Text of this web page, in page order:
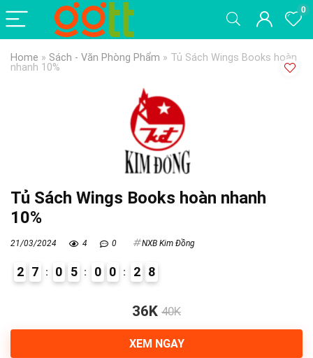
0
Home » Sách - Văn Phòng Phẩm » Tủ Sách Wings Books hoàn
nhanh 10%
Tủ Sách Wings Books hoàn nhanh
10%
21/03/2024 4 0 NXB Kim Đồng
2 7 0 5 0 0 2 8
36K 40K
XEM NGAY